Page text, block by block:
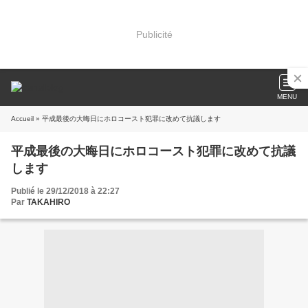
Publicité
MENU
Accueil » 平成最後の大晦日にホロコースト犯罪に改めて抗議します
平成最後の大晦日にホロコースト犯罪に改めて抗議
します
Publié le 29/12/2018 à 22:27
Par TAKAHIRO